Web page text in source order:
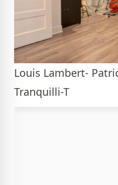
Louis Lambert-
Tranquilli-T